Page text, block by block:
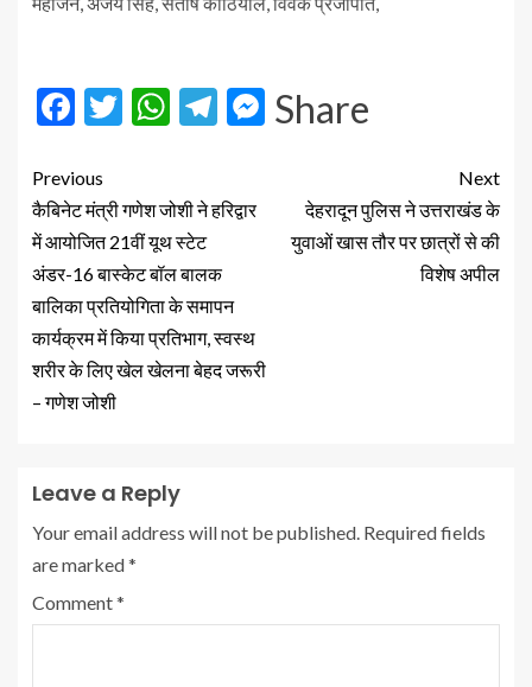
Facebook
Twitter
WhatsApp
Telegram
Messenger
Share
Previous
कैबिनेट मंत्री गणेश जोशी ने हरिद्वार
में आयोजित 21वीं यूथ स्टेट
अंडर-16 बास्केट बॉल बालक
बालिका प्रतियोगिता के समापन
कार्यक्रम में किया प्रतिभाग, स्वस्थ
शरीर के लिए खेल खेलना बेहद जरूरी
– गणेश जोशी
Next
देहरादून पुलिस ने उत्तराखंड के
युवाओं खास तौर पर छात्रों से की
विशेष अपील
Leave a Reply
Your email address will not be published. Required fields
are marked*
Comment*